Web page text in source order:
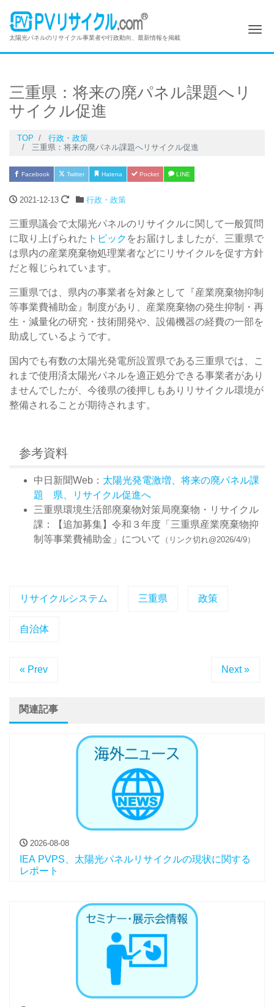
太陽光パネルのリサイクル事業者や行政動向、最新情報を掲載
三重県：将来の廃パネル課題へリ
サイクル促進
TOP
行政・政策
三重県：将来の廃パネル課題へリサイクル促進
Facebook Twitter Hatena Pocket LINE
2021-12-13 行政・政策
三重県議会で太陽光パネルのリサイクルに関して一般質問
に取り上げられた トピック をお届けしましたが、三重県で
は県内の産業廃棄物処理業者などにリサイクルを促す方針
だと報じられています。
三重県では、県内の事業者を対象として『産業廃棄物抑制
等事業費補助金』制度があり、産業廃棄物の発生抑制・再
生・減量化の研究・技術開発や、設備機器の経費の一部を
助成しているようです。
国内でも有数の太陽光発電所設置県である三重県では、こ
れまで使用済太陽光パネルを適正処分できる事業者があり
ませんでしたが、今後県の後押しもありリサイクル環境が
整備されることが期待されます。
参考資料
中日新聞Web： 太陽光発電激増、将来の廃パネル課
題 県、リサイクル促進へ
三重県環境生活部廃棄物対策局廃棄物・リサイクル
課：【追加募集】令和３年度「三重県産業廃棄物抑
制等事業費補助金」について
（リンク切れ@2026/4/9）
リサイクルシステム 三重県 政策
自治体
« Prev Next »
関連記事
2026-08-08
IEA PVPS、太陽光パネルリサイクルの現状に関する
レポート